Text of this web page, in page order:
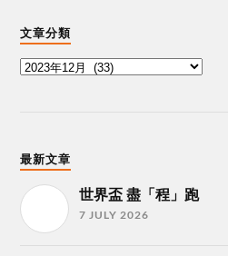
文章分類
最新文章
世界盃 盡「程」跑
7 JULY 2026